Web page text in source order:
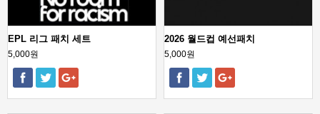
EPL 리그 패치 세트
5,000원
2026 월드컵 예선패치
5,000원